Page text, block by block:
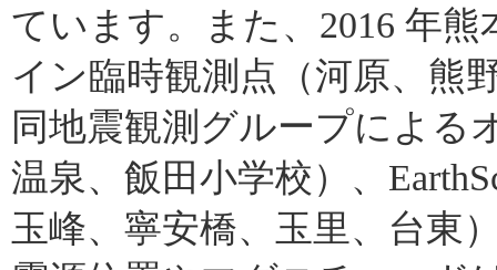
ています。また、2016 年
イン臨時観測点（河原、熊
同地震観測グループによる
温泉、飯田小学校）、
玉峰、寧安橋、玉里、台東